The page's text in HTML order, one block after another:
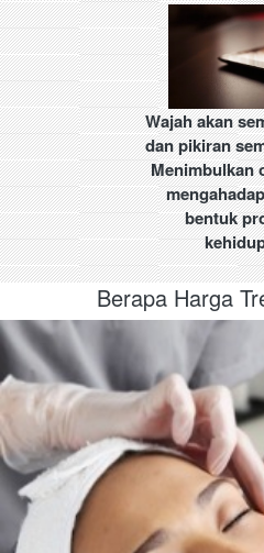
Wajah akan
dan pikiran
Menimbulkan
bentuk
Berapa Harga